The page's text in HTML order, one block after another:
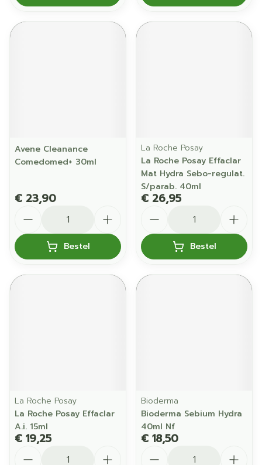
Avene Cleanance
Comedomed+ 30ml
€ 23,90
Bestel
La Roche Posay
La Roche Posay Effaclar
Mat Hydra Sebo-regulat.
S/parab. 40ml
€ 26,95
Bestel
La Roche Posay
La Roche Posay Effaclar
A.i. 15ml
€ 19,25
Bioderma
Bioderma Sebium Hydra
40ml Nf
€ 18,50